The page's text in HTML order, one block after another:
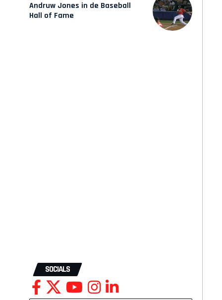
Andruw Jones in de Baseball
Hall of Fame
SOCIALS